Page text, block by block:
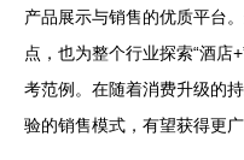
产品展示与销售的优质平台
点，也为整个行业探索“酒店
考范例。在随着消费升级的
验的销售模式，有望获得更广